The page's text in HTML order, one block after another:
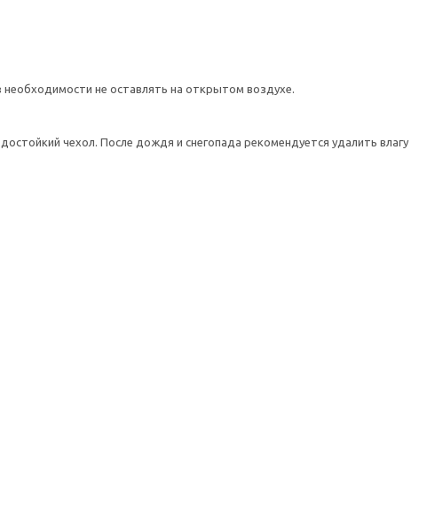
не оставлять на открытом воздухе.
чехол. После дождя и снегопада рекомендуется удалить влагу